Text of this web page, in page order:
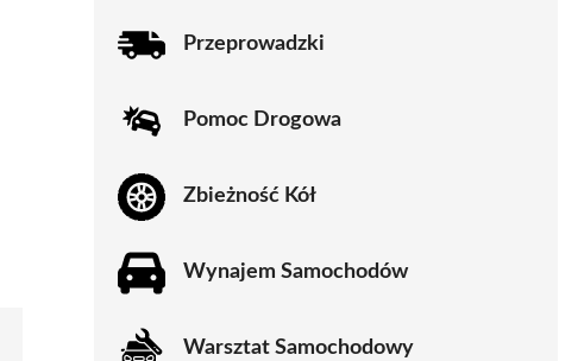
Przeprowadzki
Pomoc Drogowa
Zbieżność Kół
Wynajem Samochodów
Warsztat Samochodowy